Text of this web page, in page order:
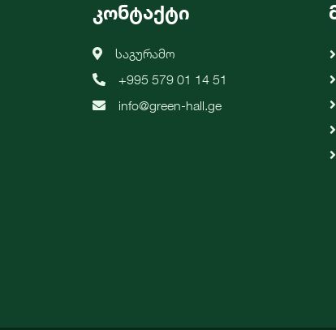
კონტაქტი
საგურამო
+995 579 01 14 51
info@green-hall.ge